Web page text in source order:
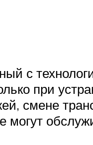
с
при
смене